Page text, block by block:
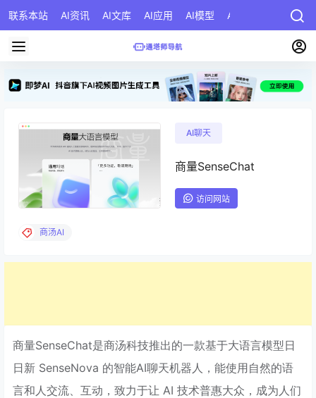
联系本站 AI资讯 AI文库 AI应用 AI模型 AI公司 AI提示词
AI聊天
商量SenseChat
访问网站
商汤AI
商量SenseChat是商汤科技推出的一款基于大语言模型日
日新 SenseNova 的智能AI聊天机器人，能使用自然的语
言和人交流、互动，致力于让 AI 技术普惠大众，成为人们